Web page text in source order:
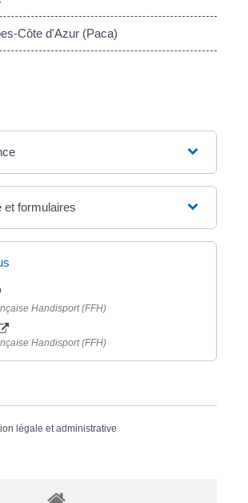
Côte d'Azur (Paca)
et formulaires
Handisport (FFH)
Handisport (FFH)
légale et administrative